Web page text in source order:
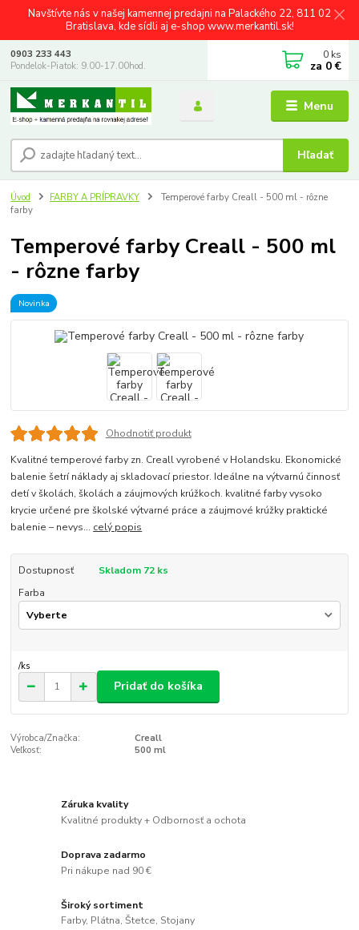
Navštívte nás v našej kamennej predajni na Palackého 22, 811 02
Bratislava, kde sídli aj e-shop www.merkantil.sk!
Menu
Hľadať
0903 233 443
Pondelok-Piatok: 9.00-17.00hod.
0 ks
za 0 €
Úvod FARBY A PRÍPRAVKY
Temperové farby Creall - 500 ml - rôzne
farby
Temperové farby Creall - 500 ml
- rôzne farby
Novinka
Ohodnotiť produkt
Kvalitné temperové farby zn. Creall vyrobené v Holandsku. Ekonomické
balenie šetrí náklady aj skladovací priestor. Ideálne na výtvarnú činnosť
detí v školách, školách a záujmových krúžkoch. kvalitné farby vysoko
krycie určené pre školské výtvarné práce a záujmové krúžky praktické
balenie – nevys... celý popis
Dostupnosť
Skladom 72 ks
Farba
/ks
Pridať do košíka
Výrobca/Značka:
Creall
Veľkosť:
500 ml
Záruka kvality
Kvalitné produkty + Odbornosť a ochota
Doprava zadarmo
Pri nákupe nad 90 €
Široký sortiment
Farby, Plátna, Štetce, Stojany